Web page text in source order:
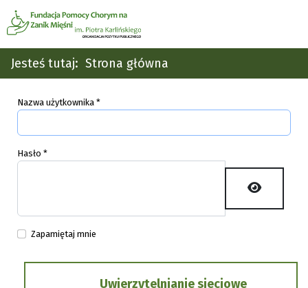
Jesteś tutaj: Strona główna
Nazwa użytkownika *
Hasło *
Pokaż
Zapamiętaj mnie
Uwierzytelnianie sieciowe